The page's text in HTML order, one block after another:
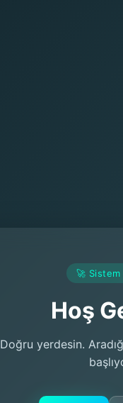
🚀
Hoş
Doğru yerdesin.